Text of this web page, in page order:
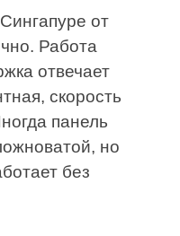
от
Работа
отвечает
скорость
панель
но
без